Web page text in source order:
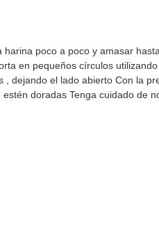
poco a poco y amasar
en pequeños círculos
dejando el lado abierto Con la
doradas Tenga cuidado de